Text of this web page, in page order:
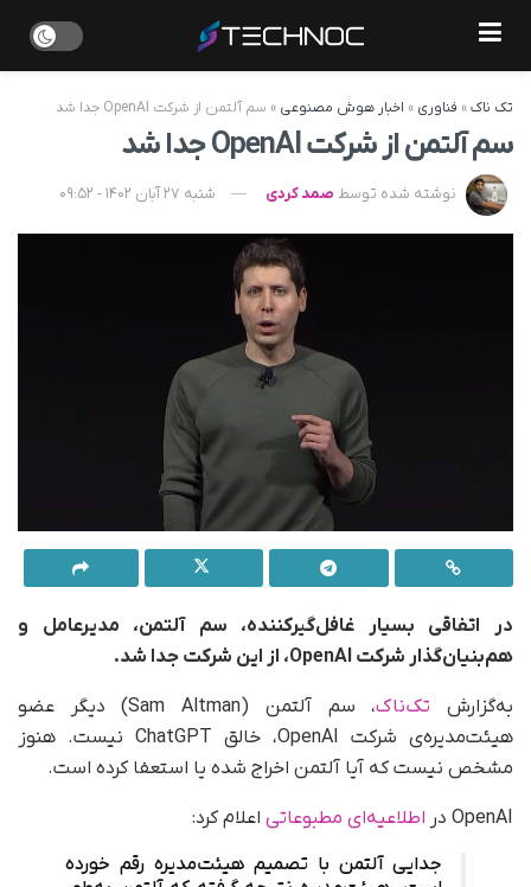
تک ناک» فناوری » اخبار هوش مصنوعی » سم آلتمن از شرکت OpenAI جدا شد
سم آلتمن از شرکت OpenAI جدا شد
نوشته شده توسط صمد کردی شنبه 27 آبان 1402 - 09:52
در اتفاقی بسیار غافل‌گیرکننده، سم آلتمن، مدیرعامل و
هم‌بنیان‌گذار شرکت OpenAI، از این شرکت جدا شد.
به‌گزارش تک‌ناک
، سم آلتمن (Sam Altman) دیگر عضو
هیئت‌مدیره‌ی شرکت OpenAI، خالق ChatGPT نیست. هنوز
مشخص نیست که آیا آلتمن اخراج شده یا استعفا کرده است.
OpenAI در اطلاعیه‌ای مطبوعاتی اعلام کرد:
جدایی آلتمن با تصمیم هیئت‌مدیره رقم خورده